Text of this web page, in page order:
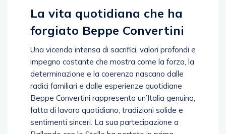
La vita quotidiana che ha
forgiato Beppe Convertini
Una vicenda intensa di sacrifici, valori profondi e
impegno costante che mostra come la forza, la
determinazione e la coerenza nascano dalle
radici familiari e dalle esperienze quotidiane
Beppe Convertini rappresenta un’Italia genuina,
fatta di lavoro quotidiano, tradizioni solide e
sentimenti sinceri. La sua partecipazione a